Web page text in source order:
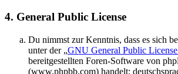
4. General Public License
Du nimmst zur Kenntnis, dass es sich
unter der „GNU General Public
bereitgestellten Foren-Software von
(www.phpbb.com) handelt;